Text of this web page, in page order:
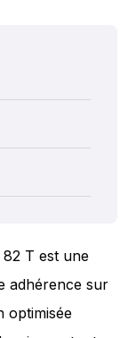
82 T est une
adhérence sur
optimisée